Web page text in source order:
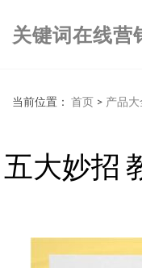
关键词在线营
当前位置： 首页 > 产品大
五大妙招